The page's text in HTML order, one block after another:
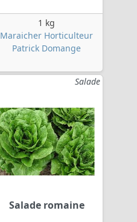
1 kg
Maraicher Horticulteur
Patrick Domange
Salade
Salade romaine